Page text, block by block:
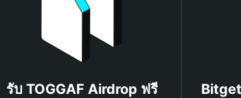
รับ TOGGAF Airdrop ฟรี